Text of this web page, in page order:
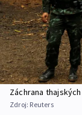
Záchrana
Zdroj: Reuters